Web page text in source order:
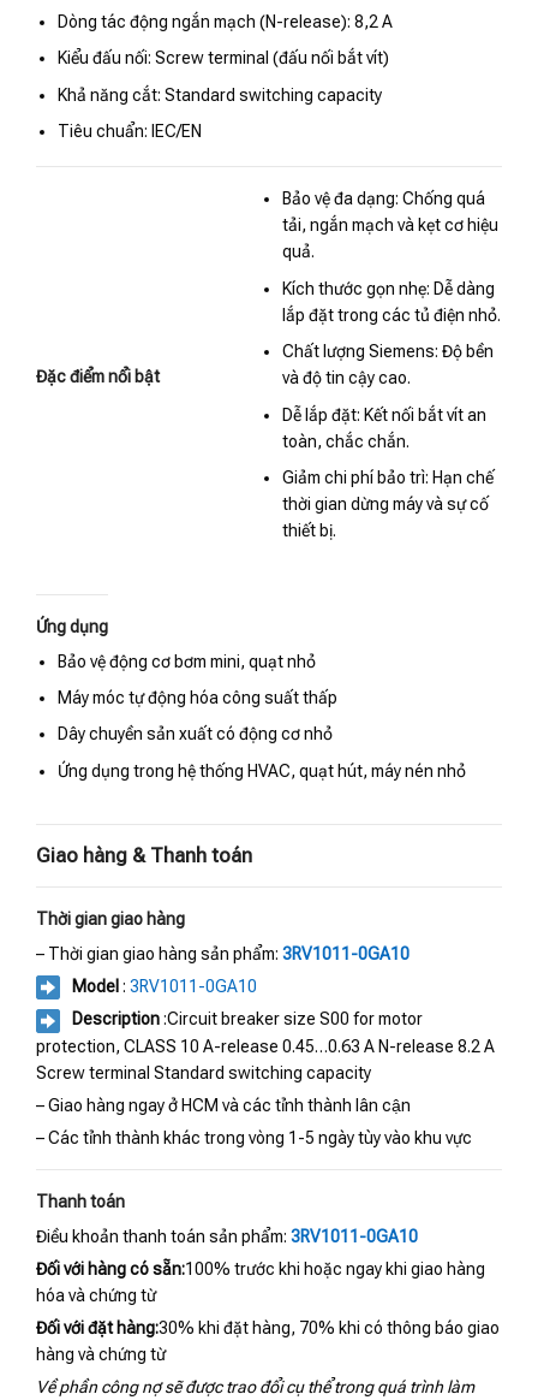
Dòng tác động ngắn mạch (N-release): 8,2 A
Kiểu đấu nối: Screw terminal (đấu nối bắt vít)
Khả năng cắt: Standard switching capacity
Tiêu chuẩn: IEC/EN
Đặc điểm nổi bật
Bảo vệ đa dạng: Chống quá
tải, ngắn mạch và kẹt cơ hiệu
quả.
Kích thước gọn nhẹ: Dễ dàng
lắp đặt trong các tủ điện nhỏ.
Chất lượng Siemens: Độ bền
và độ tin cậy cao.
Dễ lắp đặt: Kết nối bắt vít an
toàn, chắc chắn.
Giảm chi phí bảo trì: Hạn chế
thời gian dừng máy và sự cố
thiết bị.
Ứng dụng
Bảo vệ động cơ bơm mini, quạt nhỏ
Máy móc tự động hóa công suất thấp
Dây chuyền sản xuất có động cơ nhỏ
Ứng dụng trong hệ thống HVAC, quạt hút, máy nén nhỏ
Giao hàng & Thanh toán
Thời gian giao hàng
– Thời gian giao hàng sản phẩm: 3RV1011-0GA10
Model : 3RV1011-0GA10
Description:Circuit breaker size S00 for motor
protection, CLASS 10 A-release 0.45…0.63 A N-release 8.2 A
Screw terminal Standard switching capacity
– Giao hàng ngay ở HCM và các tỉnh thành lân cận
– Các tỉnh thành khác trong vòng 1-5 ngày tùy vào khu vực
Thanh toán
Điều khoản thanh toán sản phẩm: 3RV1011-0GA10
Đối với hàng có sẵn:100% trước khi hoặc ngay khi giao hàng
hóa và chứng từ
Đối với đặt hàng:30% khi đặt hàng, 70% khi có thông báo giao
hàng và chứng từ
Về phần công nợ sẽ được trao đổi cụ thể trong quá trình làm